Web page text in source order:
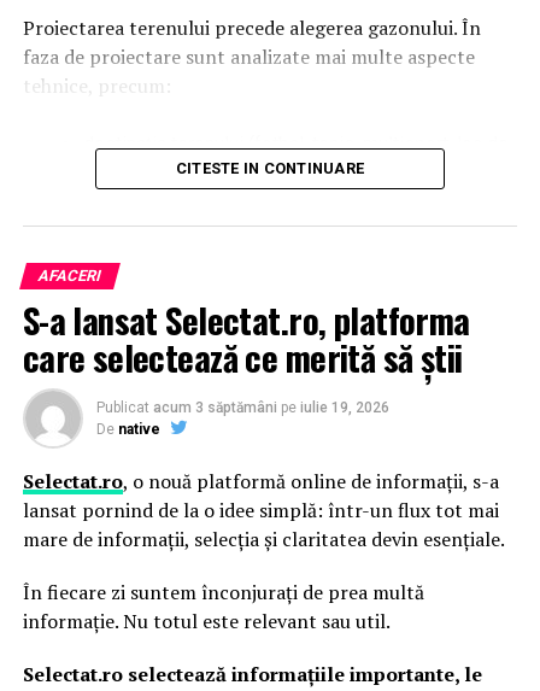
De ce parfumul miroase diferit vara?
Căldura intensifică evaporarea parfumului și poate
aceeași creație poate avea un miros diferit iarna față de
Parfumurile echilibrate, construite pe contraste între
prospețime și note de bază persistente, tind să evolueze
mai armonios pe piele în sezonul cald.
Două parfumuri inspirate de vară și de parfumeria
de nișă
Pornind de la această tendință, Oriflame completează
colecția Top Scents cu două noi parfumuri create
împreună cu Givaudan, unul dintre liderii mondiali în
parfumeria fină.
Proiectarea terenului precede alegerea gazonului. În
faza de proiectare sunt analizate mai multe aspecte
tehnice, precum:
destinația terenului (fotbal, tenis, multisport, loc de
joacă sau spațiu recreativ);
caracteristicile terenului existent;
condițiile de drenaj;
cerințele impuse de sportul practicat.
Fundația și sistemul de drenaj
sunt esențiale pentru
stabilitatea terenului
Orice proiect de amenajarea gazon sintetic începe cu
decopertarea terenului și realizarea unei fundații
alcătuite din straturi de agregate minerale compactate.
Acestea au rolul de a distribui uniform încărcările și de a
CITESTE IN CONTINUARE
AFACERI
S-a lansat Selectat.ro, platforma
care selectează ce merită să știi
Publicat acum 3 săptămâni pe iulie 19, 2026
De native
Selectat.ro, o nouă platformă online de informații, s-a
lansat pornind de la o idee simplă: într-un flux tot mai
mare de informații, selecția și claritatea devin esențiale.
În fiecare zi suntem înconjurați de prea multă
informație. Nu totul este relevant sau util.
Selectat.ro selectează informațiile importante, le